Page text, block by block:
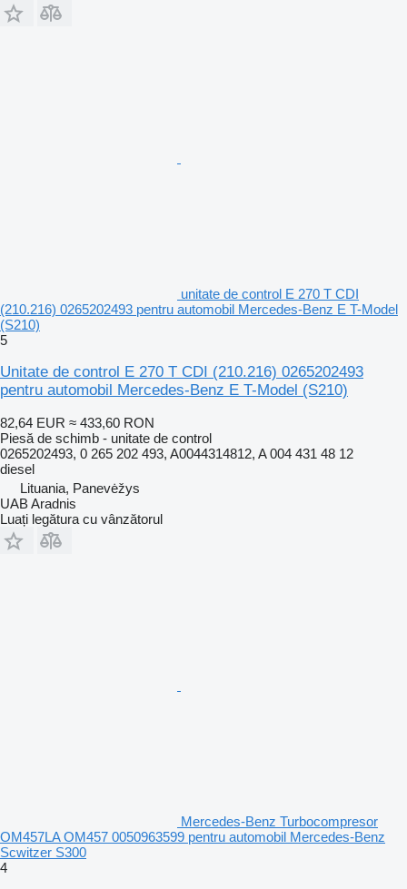
unitate de control E 270 T CDI
(210.216) 0265202493 pentru automobil Mercedes-Benz E T-Model
(S210)
5
Unitate de control E 270 T CDI (210.216) 0265202493
pentru automobil Mercedes-Benz E T-Model (S210)
82,64 EUR ≈ 433,60 RON
Piesă de schimb - unitate de control
0265202493, 0 265 202 493, A0044314812, A 004 431 48 12
diesel
Lituania, Panevėžys
UAB Aradnis
Luați legătura cu vânzătorul
Mercedes-Benz Turbocompresor
OM457LA OM457 0050963599 pentru automobil Mercedes-Benz
Scwitzer S300
4